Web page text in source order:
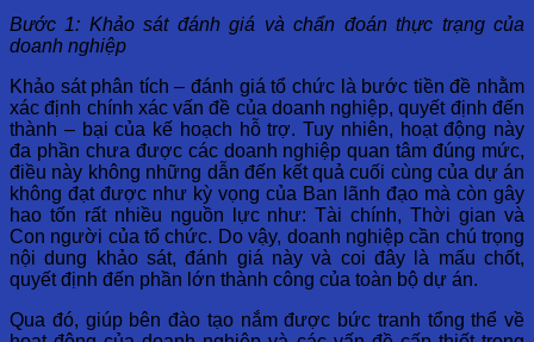
Bước 1: Khảo sát đánh giá và chẩn đoán thực trạng của
doanh nghiệp
Khảo sát phân tích – đánh giá tổ chức là bước tiền đề nhằm
xác định chính xác vấn đề của doanh nghiệp, quyết định đến
thành – bại của kế hoạch hỗ trợ. Tuy nhiên, hoạt động này
đa phần chưa được các doanh nghiệp quan tâm đúng mức,
điều này không những dẫn đến kết quả cuối cùng của dự án
không đạt được như kỳ vọng của Ban lãnh đạo mà còn gây
hao tốn rất nhiều nguồn lực như: Tài chính, Thời gian và
Con người của tổ chức. Do vậy, doanh nghiệp cần chú trọng
nội dung khảo sát, đánh giá này và coi đây là mấu chốt,
quyết định đến phần lớn thành công của toàn bộ dự án.
Qua đó, giúp bên đào tạo nắm được bức tranh tổng thể về